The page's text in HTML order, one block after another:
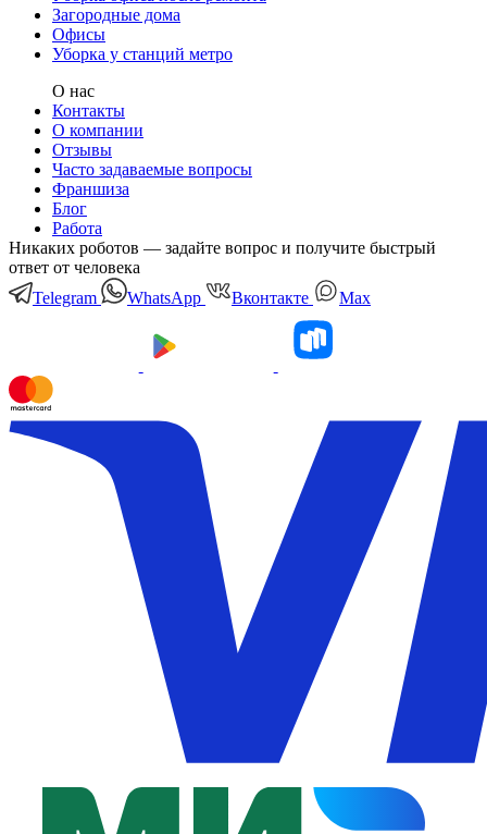
Загородные дома
Офисы
Уборка у станций метро
О нас
Контакты
О компании
Отзывы
Часто задаваемые вопросы
Франшиза
Блог
Работа
Никаких роботов — задайте вопрос и получите быстрый
ответ от человека
Telegram
WhatsApp Вконтакте Мах